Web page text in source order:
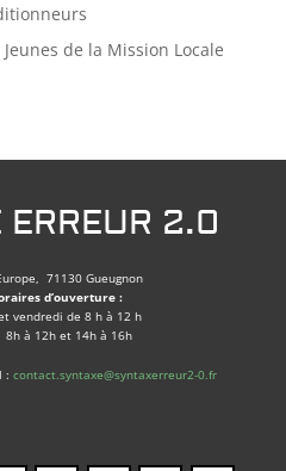
de la Mission Locale
ERREUR 2.0
71130 Gueugnon
d’ouverture :
vendredi de 8 h à 12 h
à 12h et 14h à 16h
: contact.syntaxe@syntaxerreur2-0.fr